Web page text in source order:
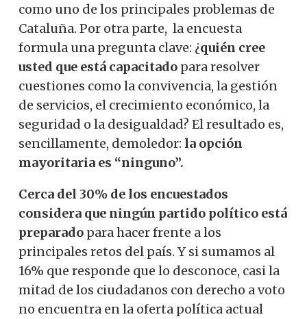
como uno de los principales problemas de
Cataluña. Por otra parte, la encuesta
formula una pregunta clave: ¿quién cree
usted que está capacitado para resolver
cuestiones como la convivencia, la gestión
de servicios, el crecimiento económico, la
seguridad o la desigualdad? El resultado es,
sencillamente, demoledor: la opción
mayoritaria es “ninguno”.
Cerca del 30% de los encuestados
considera que ningún partido político está
preparado para hacer frente a los
principales retos del país. Y si sumamos al
16% que responde que lo desconoce, casi la
mitad de los ciudadanos con derecho a voto
no encuentra en la oferta política actual